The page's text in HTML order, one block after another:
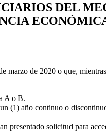
DEL
de 2020 o que,
A o B.
(1) año continuo o
presentado solicitud para